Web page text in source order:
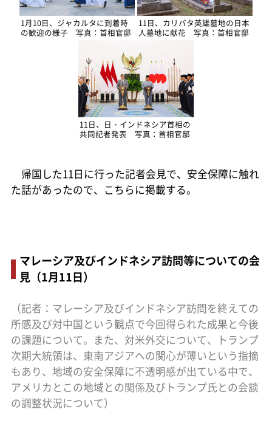
1月10日、ジャカルタに到着時
の歓迎の様子 写真：首相官邸
11日、カリバタ英雄墓地の日本
人墓地に献花 写真：首相官邸
11日、日・インドネシア首相の
共同記者発表 写真：首相官邸
帰国した11日に行った記者会見で、安全保障に触れ
た話があったので、こちらに掲載する。
マレーシア及びインドネシア訪問等についての会
見（1月11日）
（記者：マレーシア及びインドネシア訪問を終えての
所感及び対中国という観点で今回得られた成果と今後
の課題について。また、対米外交について、トランプ
次期大統領は、東南アジアへの関心が薄いという指摘
もあり、地域の安全保障に不透明感が出ている中で、
アメリカとこの地域との関係及びトランプ氏との会談
の調整状況について）